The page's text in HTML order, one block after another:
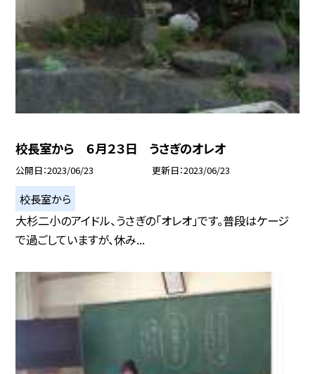
校長室から ６月２３日 うさぎのオレオ
公開日 2023/06/23 更新日 2023/06/23
校長室から
大杉二小のアイドル、うさぎの「オレオ」です。普段はケージ
で過ごしていますが、休み...